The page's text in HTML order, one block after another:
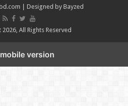
| Designed byBayzed
All Rights Reserved
version